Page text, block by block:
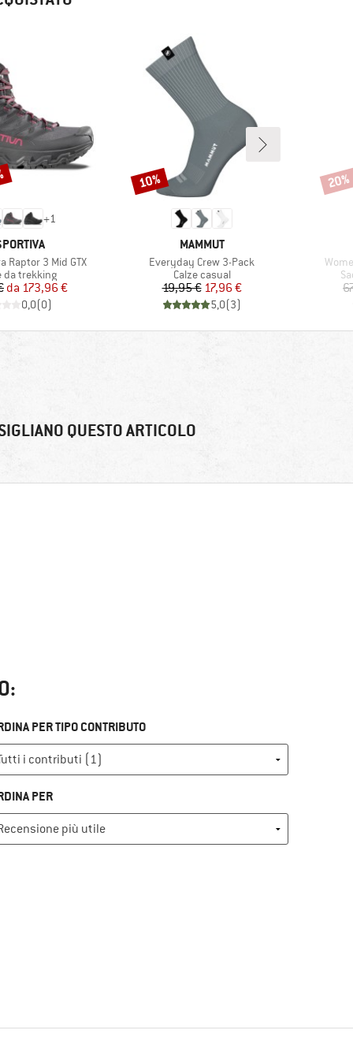
+1
Raptor 3 Mid GTX
di prodotti
da trekking
Prezzo
Prezzo ridotto
da 173,96 €
0,0(0)
MARCHIO
MAMMUT
Articolo
Everyday Crew 3-Pack
Gruppo di prodotti
Calze casual
Prezzo
19,95 €Prezzo ridotto
17,96 €
5,0(3)
Sconto
10% 20%
QUESTO ARTICOLO
PER TIPO CONTRIBUTO
PER